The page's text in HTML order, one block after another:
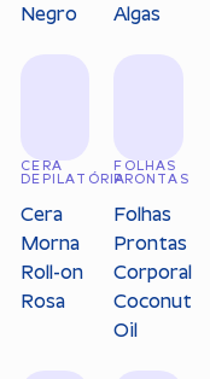
Negro
Algas
CERA
DEPILATÓRIA
Cera
Morna
Roll-on
Rosa
FOLHAS
PRONTAS
Folhas
Prontas
Corporal
Coconut
Oil